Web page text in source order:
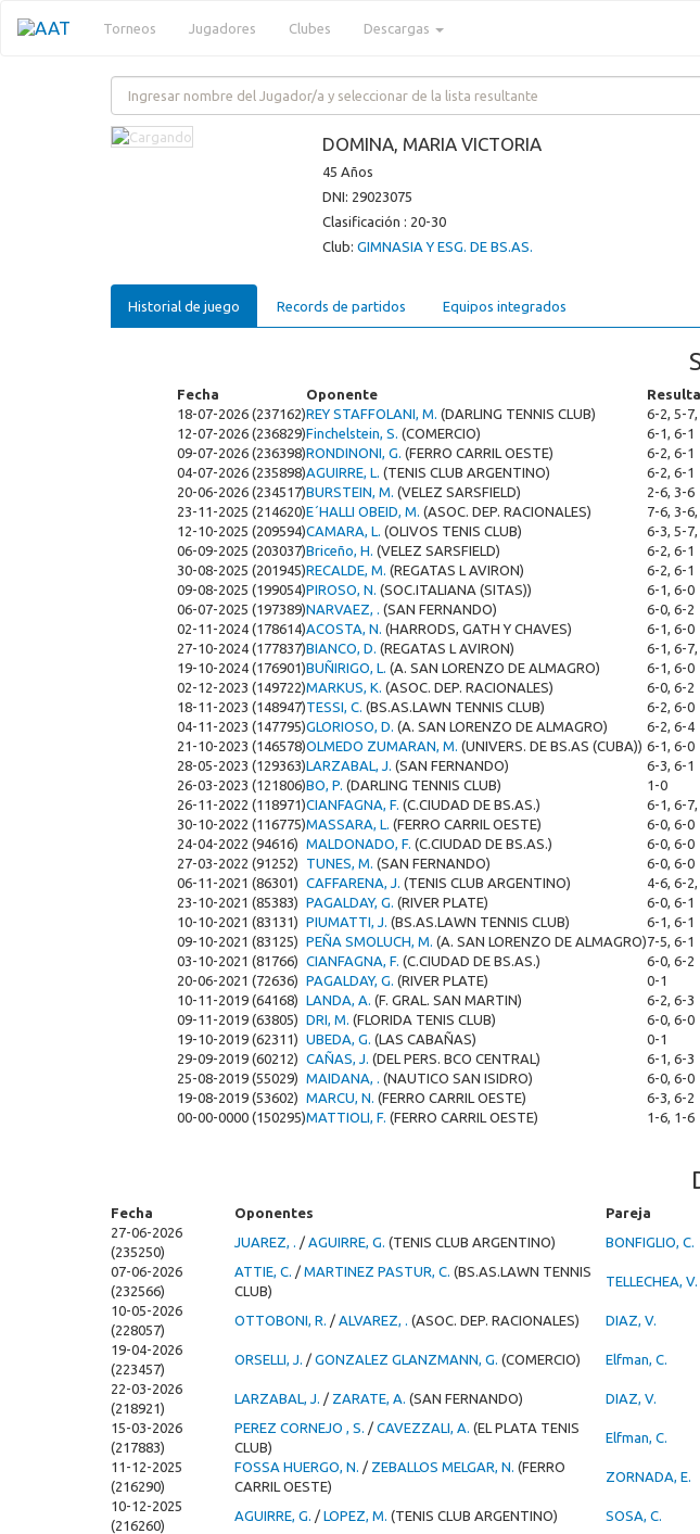
Torneos Jugadores Clubes Descargas
DOMINA, MARIA VICTORIA
45 Años
DNI: 29023075
Clasificación : 20-30
Club: GIMNASIA Y ESG. DE BS.AS.
Historial de juego Records de partidos Equipos integrados
Fecha Oponente
18-07-2026 (237162)REY STAFFOLANI, M. (DARLING TENNIS CLUB) 6-2, 5-7,
12-07-2026 (236829)Finchelstein, S. (COMERCIO) 6-1, 6-1
09-07-2026 (236398)RONDINONI, G. (FERRO CARRIL OESTE) 6-2, 6-1
04-07-2026 (235898)AGUIRRE, L. (TENIS CLUB ARGENTINO) 6-2, 6-1
20-06-2026 (234517)BURSTEIN, M. (VELEZ SARSFIELD) 2-6, 3-6
23-11-2025 (214620)E´HALLI OBEID, M. (ASOC. DEP. RACIONALES) 7-6, 3-
12-10-2025 (209594)CAMARA, L. (OLIVOS TENIS CLUB) 6-3, 5-7,
06-09-2025 (203037)Briceño, H. (VELEZ SARSFIELD) 6-2, 6-1
30-08-2025 (201945)RECALDE, M. (REGATAS L AVIRON) 6-2, 6-1
09-08-2025 (199054)PIROSO, N. (SOC.ITALIANA (SITAS)) 6-1, 6-0
06-07-2025 (197389)NARVAEZ, . (SAN FERNANDO) 6-0, 6-2
02-11-2024 (178614)ACOSTA, N. (HARRODS, GATH Y CHAVES) 6-1, 6-0
27-10-2024 (177837)BIANCO, D. (REGATAS L AVIRON) 6-1, 6-7,
19-10-2024 (176901)BUÑIRIGO, L. (A. SAN LORENZO DE ALMAGRO) 6-1, 6-0
02-12-2023 (149722)MARKUS, K. (ASOC. DEP. RACIONALES) 6-0, 6-2
18-11-2023 (148947)TESSI, C. (BS.AS.LAWN TENNIS CLUB) 6-2, 6-0
04-11-2023 (147795)GLORIOSO, D. (A. SAN LORENZO DE ALMAGRO) 6-2, 6-4
21-10-2023 (146578)OLMEDO ZUMARAN, M. (UNIVERS. DE BS.AS (CUBA)) 6-1, 6-0
28-05-2023 (129363)LARZABAL, J. (SAN FERNANDO) 6-3, 6-1
26-03-2023 (121806)BO, P. (DARLING TENNIS CLUB) 1-0
26-11-2022 (118971)CIANFAGNA, F. (C.CIUDAD DE BS.AS.) 6-1, 6-7,
30-10-2022 (116775)MASSARA, L. (FERRO CARRIL OESTE) 6-0, 6-0
24-04-2022 (94616) MALDONADO, F. (C.CIUDAD DE BS.AS.) 6-0, 6-0
27-03-2022 (91252)
TUNES, M. (SAN FERNANDO) 6-0, 6-0
06-11-2021 (86301) CAFFARENA, J. (TENIS CLUB ARGENTINO) 4-6, 6-
23-10-2021 (85383) PAGALDAY, G. (RIVER PLATE) 6-0, 6-1
10-10-2021 (83131) PIUMATTI, J. (BS.AS.LAWN TENNIS CLUB) 6-1, 6-1
09-10-2021 (83125) PEÑA SMOLUCH, M. (A. SAN LORENZO DE ALMAGRO)7-5, 6-1
03-10-2021 (81766) CIANFAGNA, F. (C.CIUDAD DE BS.AS.) 6-0, 6-2
20-06-2021 (72636) PAGALDAY, G. (RIVER PLATE) 0-1
10-11-2019 (64168) LANDA, A. (F. GRAL. SAN MARTIN) 6-2, 6-3
09-11-2019 (63805) DRI, M. (FLORIDA TENIS CLUB) 6-0, 6-0
19-10-2019 (62311) UBEDA, G. (LAS CABAÑAS) 0-1
29-09-2019 (60212) CAÑAS, J. (DEL PERS. BCO CENTRAL) 6-1, 6-3
25-08-2019 (55029) MAIDANA, . (NAUTICO SAN ISIDRO) 6-0, 6-0
19-08-2019 (53602) MARCU, N. (FERRO CARRIL OESTE) 6-3, 6-2
00-00-0000 (150295)MATTIOLI, F. (FERRO CARRIL OESTE) 1-6, 1-6
Fecha Oponentes Pareja
27-06-2026
(235250)
JUAREZ, . / AGUIRRE, G. (TENIS CLUB ARGENTINO) BONFIGLIO, C.
07-06-2026
(232566)
ATTIE, C. / MARTINEZ PASTUR, C. (BS.AS.LAWN TENNIS
CLUB)
TELLECHEA, V.
10-05-2026
(228057)
OTTOBONI, R. / ALVAREZ, . (ASOC. DEP. RACIONALES) DIAZ, V.
19-04-2026
(223457)
ORSELLI, J. / GONZALEZ GLANZMANN, G. (COMERCIO) Elfman, C.
22-03-2026
(218921)
LARZABAL, J. / ZARATE, A. (SAN FERNANDO) DIAZ, V.
15-03-2026
(217883)
PEREZ CORNEJO , S. / CAVEZZALI, A. (EL PLATA TENIS
CLUB)
Elfman, C.
11-12-2025
(216290)
FOSSA HUERGO, N. / ZEBALLOS MELGAR, N. (FERRO
CARRIL OESTE)
ZORNADA, E.
10-12-2025
(216260)
AGUIRRE, G. / LOPEZ, M. (TENIS CLUB ARGENTINO) SOSA, C.